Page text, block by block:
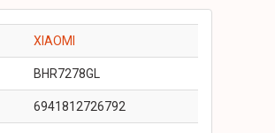
XIAOMI
BHR7278GL
6941812726792